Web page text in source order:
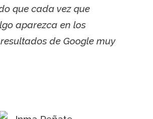
que cada vez que
aparezca en los
de Google muy